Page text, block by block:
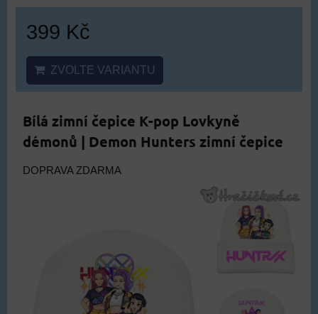
399 Kč
ZVOLTE VARIANTU
Bílá zimní čepice K-pop Lovkyně
démonů | Demon Hunters zimní čepice
DOPRAVA ZDARMA